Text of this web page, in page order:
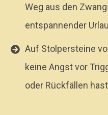
Weg aus den
entspannender
Auf Stolpersteine
keine Angst vor
oder Rückfällen hast